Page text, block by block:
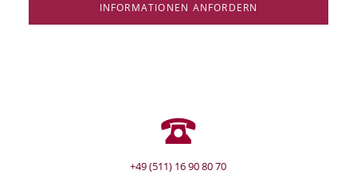
INFORMATIONEN ANFORDERN
+49 (511) 16 90 80 70